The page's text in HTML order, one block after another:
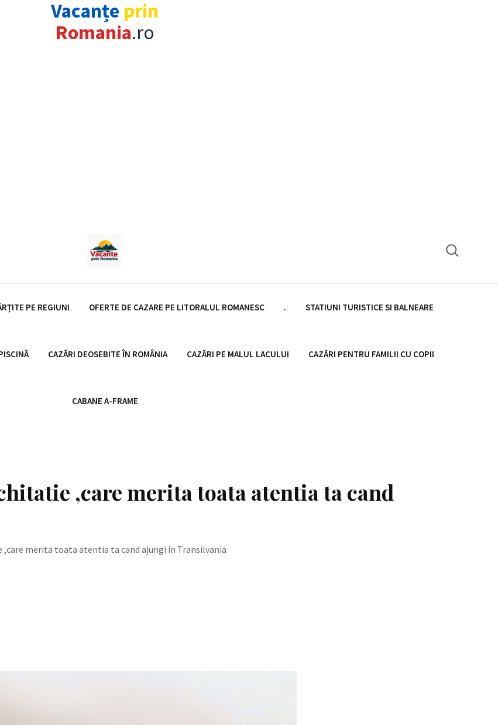
Vacanțe prin
Romania.ro
PE REGIUNI OFERTE DE CAZARE PE LITORALUL ROMANESC . STATIUNI TURISTICE SI BALNEARE
CAZĂRI DEOSEBITE ÎN ROMÂNIA CAZĂRI PE MALUL LACULUI CAZĂRI PENTRU FAMILII CU COPII
CABANE A-FRAME
,care merita toata atentia ta cand
,care merita toata atentia ta cand ajungi in Transilvania